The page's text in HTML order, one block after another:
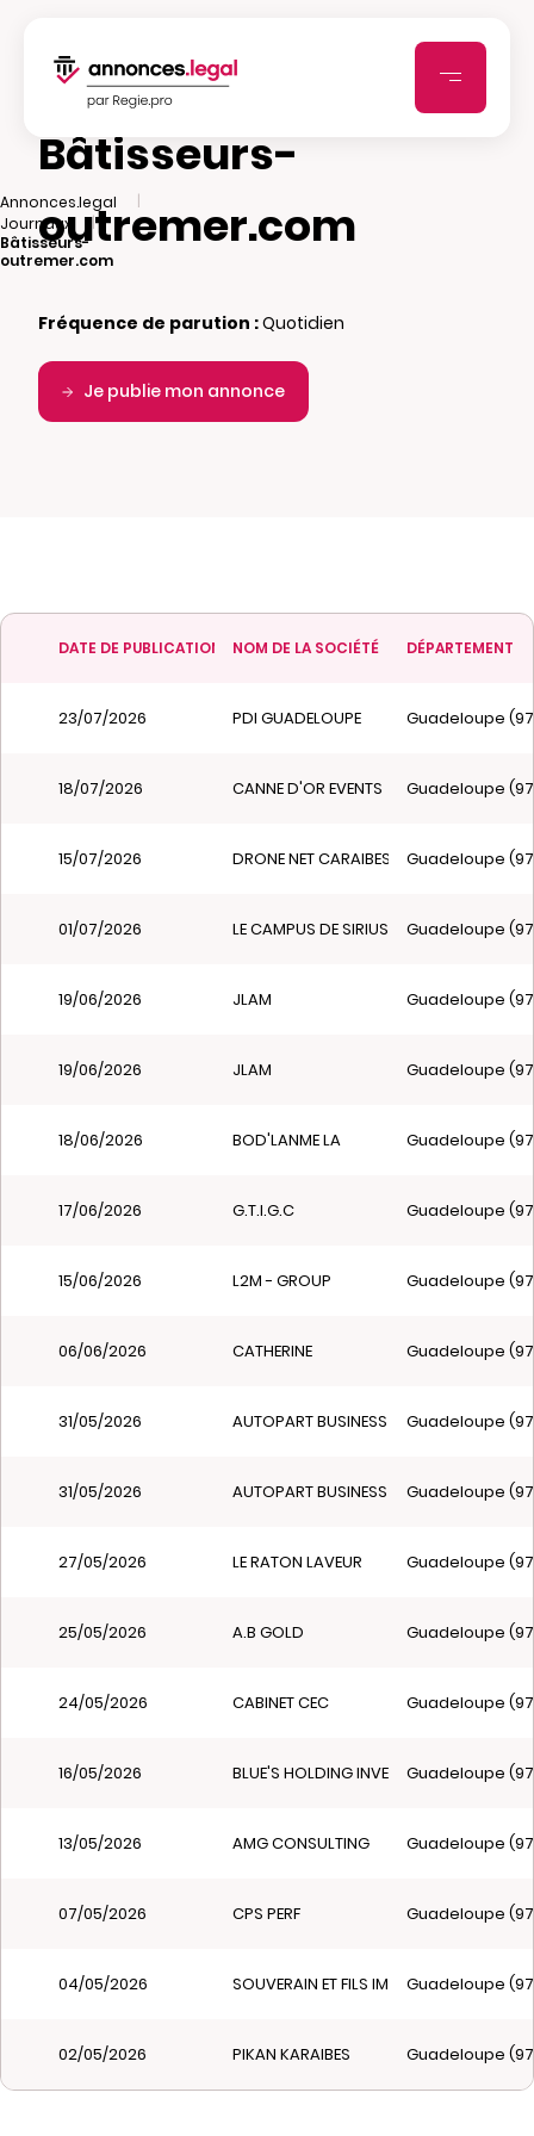
Annonces.legal
|
Journaux
|
Bâtisseurs-
outremer.com
Bâtisseurs-
outremer.com
Fréquence de parution :Quotidien
Je publie mon annonce
DATE DE PUBLICATION NOM DE LA SOCIÉTÉ DÉPARTEMENT
23/07/2026 PDI GUADELOUPE Guadeloupe
18/07/2026 CANNE D'OR EVENTS Guadeloupe
15/07/2026 DRONE NET CARAIBES Guadeloupe
01/07/2026 LE CAMPUS DE SIRIUS Guadeloupe
19/06/2026 JLAM Guadeloupe
19/06/2026 JLAM Guadeloupe
18/06/2026 BOD'LANME LA Guadeloupe
17/06/2026 G.T.I.G.C Guadeloupe
15/06/2026 L2M - GROUP Guadeloupe
06/06/2026 CATHERINE Guadeloupe
31/05/2026 AUTOPART BUSINESS Guadeloupe
31/05/2026 AUTOPART BUSINESS Guadeloupe
27/05/2026 LE RATON LAVEUR Guadeloupe
25/05/2026 A.B GOLD Guadeloupe
24/05/2026 CABINET CEC Guadeloupe
16/05/2026 BLUE'S HOLDING INVESTMENTGuadeloupe
13/05/2026 AMG CONSULTING Guadeloupe
07/05/2026 CPS PERF Guadeloupe
04/05/2026 SOUVERAIN ET FILS IMMOBILIERGuadeloupe
02/05/2026 PIKAN KARAIBES Guadeloupe